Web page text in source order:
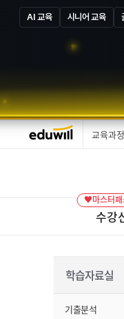
AI 교육 시니어 교육
교육과정
수강
♥마스터
학습자료실
기출분석